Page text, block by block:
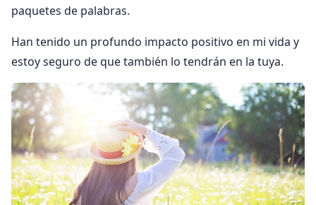
paquetes de palabras.
Han tenido un profundo impacto positivo en mi vida y
estoy seguro de que también lo tendrán en la tuya.